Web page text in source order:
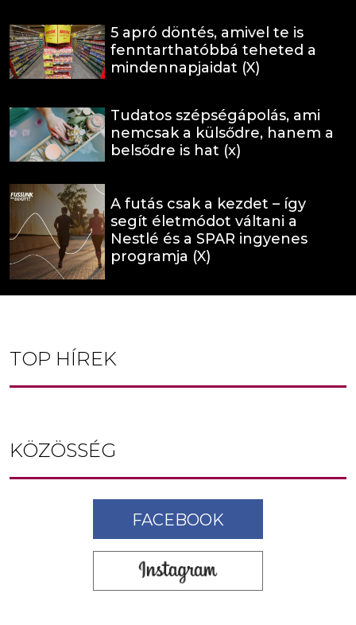
5 apró döntés, amivel te is
fenntarthatóbbá teheted a
mindennapjaidat (X)
Tudatos szépségápolás, ami
nemcsak a külsődre, hanem a
belsődre is hat (x)
A futás csak a kezdet – így
segít életmódot váltani a
Nestlé és a SPAR ingyenes
programja (X)
TOP HÍREK
KÖZÖSSÉG
FACEBOOK